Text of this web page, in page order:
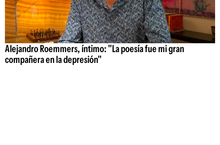
Alejandro Roemmers, íntimo: "La poesía fue mi gran
compañera en la depresión"